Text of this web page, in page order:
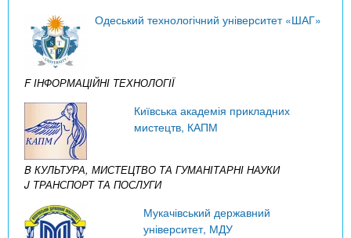
Одеський технологічний університет «ШАГ»
F ІНФОРМАЦІЙНІ ТЕХНОЛОГІЇ
Київська академія прикладних
мистецтв, КАПМ
B КУЛЬТУРА, МИСТЕЦТВО ТА ГУМАНІТАРНІ НАУКИ
J ТРАНСПОРТ ТА ПОСЛУГИ
Мукачівський державний
університет, МДУ